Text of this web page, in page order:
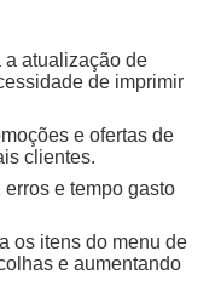
a atualização de
de imprimir
e ofertas de
clientes.
erros e tempo gasto
os itens do menu de
e aumentando